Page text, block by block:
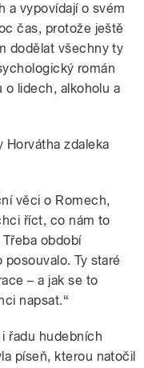
a vypovídají o svém
čas, protože ještě
dodělat všechny ty
román
lidech, alkoholu a
Horvátha zdaleka
věci o Romech,
říct, co nám to
období
Ty staré
– a jak se to
napsat.“
řadu hudebních
píseň, kterou natočil